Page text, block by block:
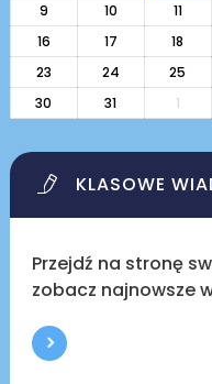
9
10 11
16
17 18
23
24 25
30
31 1
KLASOWE
Przejdź na stronę
zobacz najnowsze